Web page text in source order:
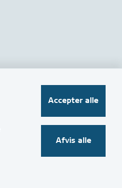
Accepter alle
Afvis alle